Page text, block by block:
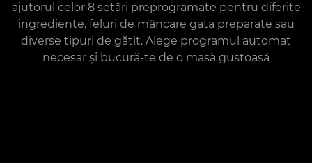
ajutorul celor 8 setări preprogramate pentru diferite
ingrediente, feluri de mâncare gata preparate sau
diverse tipuri de gătit. Alege programul automat
necesar și bucură-te de o masă gustoasă